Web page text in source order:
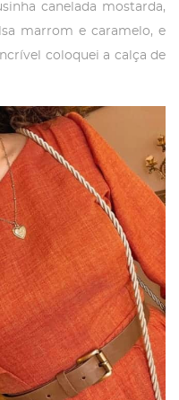
canelada mostarda,
marrom e caramelo, e
coloquei a calça de